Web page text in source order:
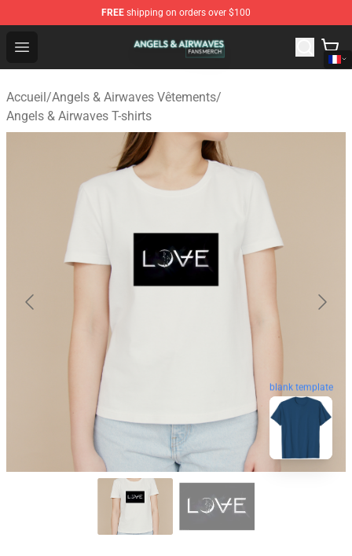
FREE shipping on orders over $100
Open menu
Angels & Airwaves Shop - Official Angels & Airwaves
Accueil/Angels & Airwaves Vêtements/
Angels & Airwaves T-shirts
blank template